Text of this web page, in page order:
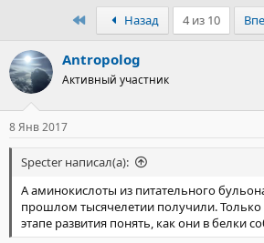
р
т
е
м
ы
т
н
а
ч
ПервыйНазад 4 из 10
Antropolog
Активный участник
8 Янв 2017
Specter написал(а):
А аминокислоты из питательного
прошлом тысячелетии получили. Только
этапе развития понять, как они в белки